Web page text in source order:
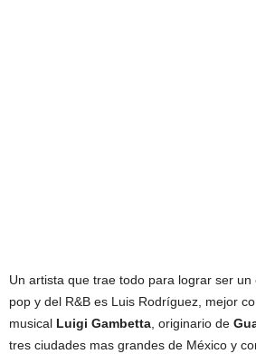
Un artista que trae todo para lograr ser
pop y del R&B es Luis Rodríguez, mejor
musical Luigi Gambetta, originario de
tres ciudades mas grandes de México y